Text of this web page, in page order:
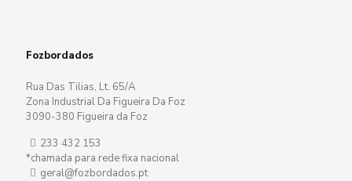
Fozbordados
Rua Das Tilias, Lt. 65/A
Zona Industrial Da Figueira Da Foz
3090-380 Figueira da Foz
233 432 153
*chamada para rede fixa nacional
geral@fozbordados.pt